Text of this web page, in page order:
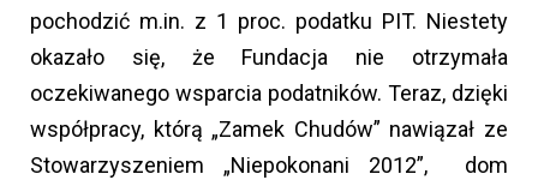
pochodzić m.in. z 1 proc. podatku PIT. Niestety
okazało się, że Fundacja nie otrzymała
oczekiwanego wsparcia podatników. Teraz, dzięki
współpracy, którą „Zamek Chudów” nawiązał ze
Stowarzyszeniem „Niepokonani 2012”, dom